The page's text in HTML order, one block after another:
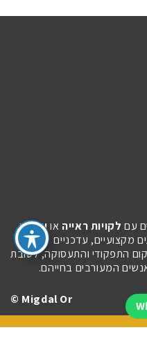
עם לקויות ראייה אועיוורון.
מקצועיים, עדכניים
התפקודי והתעסוקה, לטובת
המעורבים בחייהם.
Migdal Or ©